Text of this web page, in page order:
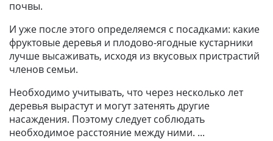
почвы.
И уже после этого определяемся с посадками: какие
фруктовые деревья и плодово-ягодные кустарники
лучше высаживать, исходя из вкусовых пристрастий
членов семьи.
Необходимо учитывать, что через несколько лет
деревья вырастут и могут затенять другие
насаждения. Поэтому следует соблюдать
необходимое расстояние между ними.